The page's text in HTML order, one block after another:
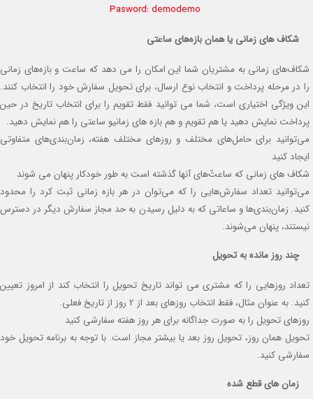
Pasword: demodemo
شکاف های زمانی یا همان بازه‌های ساعتی
شکاف‌های زمانی به مشتریان شما این امکان را می دهد که ساعت و بازه‌های زمانی
را در مرحله پرداخت و انتخاب نوع ارسال، برای تحویل سفارش خود را انتخاب کنند.
این ویژگی اختیاری است، شما می توانید فقط تقویم را برای انتخاب تاریخ در حین
پرداخت نمایش دهید یا هم تقویم و هم بازه های زمانیو ساعتی را هم نمایش دهید.
می‌توانید برای حامل‌های مختلف و روزهای مختلف هفته، زمان‌بندی‌های متفاوتی
ایجاد کنید
شکاف های زمانی که ساعت‌ّهای آنها گذشته است به طور خودکار پنهان می شوند
می‌توانید تعداد سفارش‌هایی را که می‌توان در هر بازه زمانی ثبت کرد را محدود
کنید. زمان‌بندی‌ها و ساعاتی که به دلیل رسیدن به حد مجاز سفارش دیگر در دسترس
نیستند، پنهان می‌شوند.
چند روز مانده به تحویل
تعداد روزهایی را که مشتری می تواند تاریخ تحویل را انتخاب کند از امروز تعیین
کنید. به عنوان مثال، فقط انتخاب روزهای بعد از 2 روز از تاریخ فعلی.
روزهای تحویل را به صورت جداگانه برای هر روز هفته سفارشی کنید
تحویل همان روز، تحویل روز بعد یا بیشتر مجاز است. با توجه به برنامه تحویل خود
سفارشی کنید.
زمان های قطع شده